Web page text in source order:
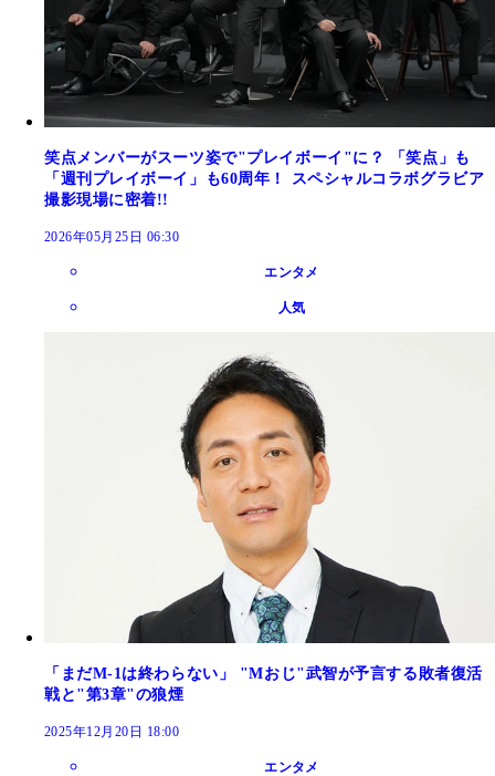
笑点メンバーがスーツ姿で"プレイボーイ"に？ 「笑点」も
「週刊プレイボーイ」も60周年！ スペシャルコラボグラビア
撮影現場に密着!!
2026年05月25日 06:30
エンタメ
人気
「まだM-1は終わらない」 "Mおじ"武智が予言する敗者復活
戦と"第3章"の狼煙
2025年12月20日 18:00
エンタメ